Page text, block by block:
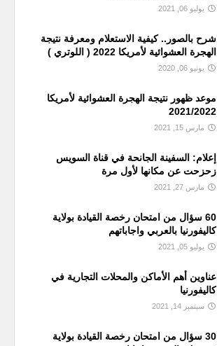
يوليو 06, 2021
شرح بالصور.. كيفية الاستعلام ومعرفة نتيجة
الهجرة العشوائية لأمريكا 2022 ( اللوتري )
يونيو 06, 2020
موعد ظهور نتيجة الهجرة العشوائية لأمريكا
2021/2022
مارس 15, 2021
إعلام: السفينة الجانحة في قناة السويس
زحزحت عن مكانها لأول مرة
مارس 27, 2021
60 سؤال من امتحان رخصة القيادة بولاية
كاليفورنيا بالعربي واجاباتهم
يوليو 05, 2021
عناوين أهم الأماكن والمحلات التجارية في
كاليفورنيا
سبتمبر 14, 2021
30 سؤال من امتحان رخصة القيادة بولاية